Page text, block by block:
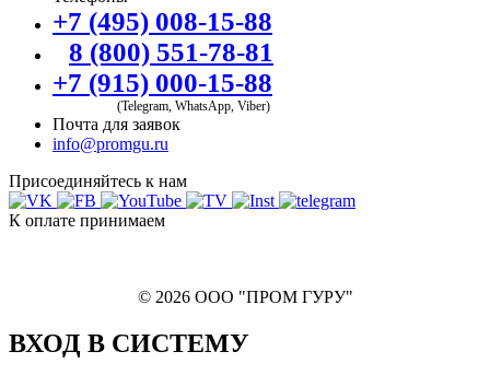
+7 (495) 008-15-88
8 (800) 551-78-81
+7 (915) 000-15-88
(Telegram, WhatsApp, Viber)
Почта для заявок
info@promgu.ru
Присоединяйтесь к нам
К оплате принимаем
© 2026 ООО "ПРОМ ГУРУ"
ВХОД В СИСТЕМУ